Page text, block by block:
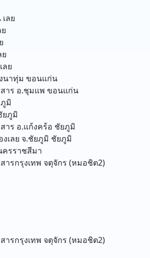
เลย
ย
ย
เลย
นาทุ่ม ขอนแก่น
าร อ.ชุมแพ ขอนแก่น
มิ
ยภูมิ
าร อ.แก้งคร้อ ชัยภูมิ
เลย จ.ชัยภูมิ ชัยภูมิ
ครราชสีมา
ารกรุงเทพ จตุจักร (หมอชิต2)
ารกรุงเทพ จตุจักร (หมอชิต2)